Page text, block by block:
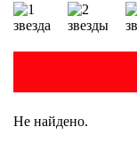
Не найдено.